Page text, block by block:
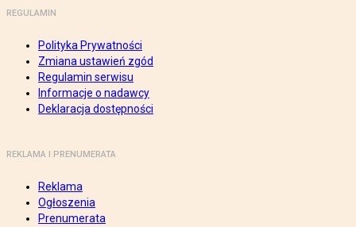
REGULAMIN
Polityka Prywatności
Zmiana ustawień zgód
Regulamin serwisu
Informacje o nadawcy
Deklaracja dostępności
REKLAMA I PRENUMERATA
Reklama
Ogłoszenia
Prenumerata